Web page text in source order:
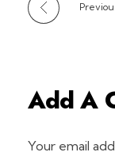
Add A
Your email